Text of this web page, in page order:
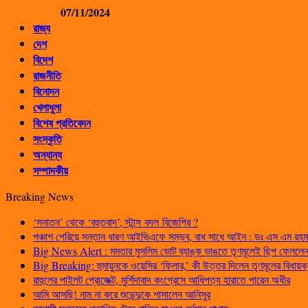
07/11/2024
রাজ্য
দেশ
বিদেশ
রাজনীতি
বিনোদন
খেলাধুলা
বিশেষ প্রতিবেদন
সংস্কৃতি
অন্যান্য
সম্পাদকীয়
Breaking News
‘সনাতন’ থেকে ‘বহুতবাদ’, স্টান্স বদল বিজেপির ?
পঞ্চাশ পেরিয়ে সন্তান ধারণ আইভিএফে সম্ভব, বাধ সাধে আইন : ডঃ এস এম
Big News Alert : মমতার মুসলিম ভোট ব্যাঙ্ক ভাঙতে তৃণমূলেই ছিপ ফেললেন
Big Breaking: হুমায়ুনকে ওয়েসির ‘ফিলার,’ কী উত্তর দিলেন তৃণমূলের বিধায়ক
রাহুলের পাইলট প্রোজেক্ট, মুর্শিদাবাদ কংগ্রেসে আধিপত্য হারাতে পারেন অধীর
আমি আসছি! নাম না করে শুভেন্দুকে শাসালেন আনিসুর